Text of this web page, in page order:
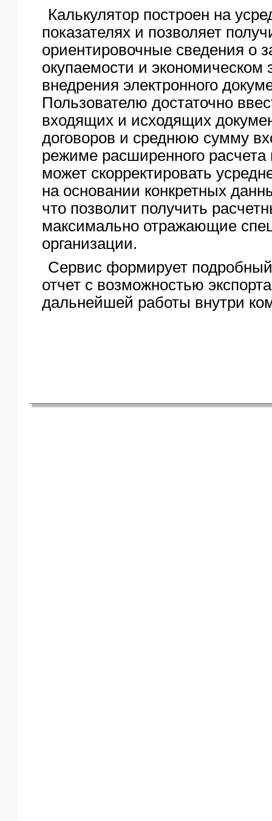
Калькулятор построен на
показателях и позволяет
ориентировочные сведения о
окупаемости и экономическом
внедрения электронного
Пользователю достаточно
входящих и исходящих
договоров и среднюю сумму
режиме расширенного расчета
может скорректировать
на основании конкретных
что позволит получить
максимально отражающие
организации.
Сервис формирует
отчет с возможностью
дальнейшей работы внутри